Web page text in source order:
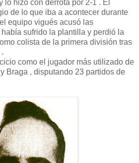
lo hizo con derrota por 2-1 . El
de lo que iba a acontecer durante
equipo vigués acusó las
sufrido la plantilla y perdió la
colista de la primera división tras
como el jugador más utilizado de
Braga , disputando 23 partidos de